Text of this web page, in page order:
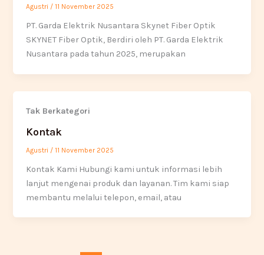
Agustri /11 November 2025
PT. Garda Elektrik Nusantara Skynet Fiber Optik
SKYNET Fiber Optik, Berdiri oleh PT. Garda Elektrik
Nusantara pada tahun 2025, merupakan
Tak Berkategori
Kontak
Agustri /11 November 2025
Kontak Kami Hubungi kami untuk informasi lebih
lanjut mengenai produk dan layanan. Tim kami siap
membantu melalui telepon, email, atau